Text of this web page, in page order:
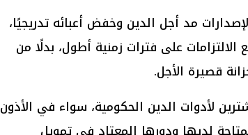
مد أجل الدين وخفض أعبائه تدريجيًا،
على فترات زمنية أطول، بدلًا من
قصيرة الأجل.
لأدوات الدين الحكومية، سواء في الأذون